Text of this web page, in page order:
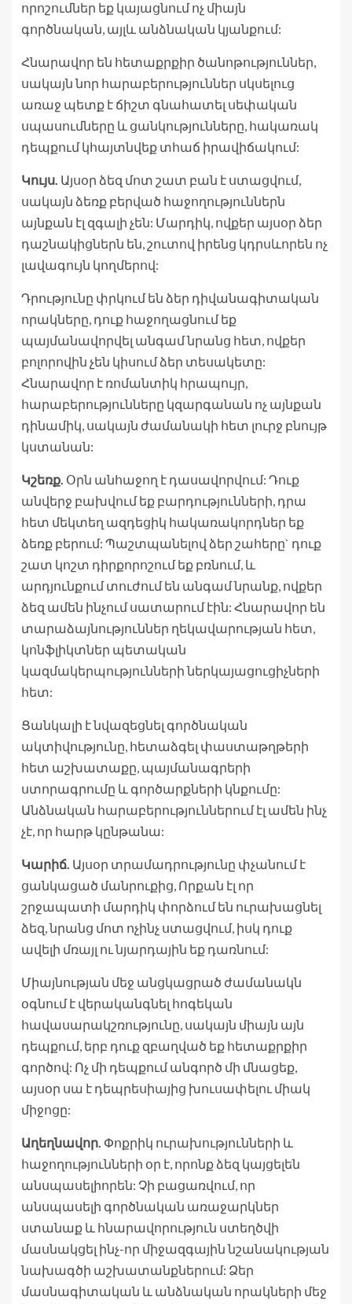
որոշումներ եք կայացնում ոչ միայն
գործնական, այլև անձնական կյանքում:
Հնարավոր են հետաքրքիր ծանոթություններ,
սակայն նոր հարաբերություններ սկսելուց
առաջ պետք է ճիշտ գնահատել սեփական
սպասումները և ցանկությունները, հակառակ
դեպքում կհայտնվեք տհաճ իրավիճակում:
Կույս. Այսօր ձեզ մոտ շատ բան է ստացվում,
սակայն ձեռք բերված հաջողություններն
այնքան էլ զգալի չեն: Մարդիկ, ովքեր այսօր ձեր
դաշնակիցներն են, շուտով իրենց կդրսևորեն ոչ
լավագույն կողմերով:
Դրությունը փրկում են ձեր դիվանագիտական
որակները, դուք հաջողացնում եք
պայմանավորվել անգամ նրանց հետ, ովքեր
բոլորովին չեն կիսում ձեր տեսակետը:
Հնարավոր է ռոմանտիկ հրապույր,
հարաբերությունները կզարգանան ոչ այնքան
դինամիկ, սակայն ժամանակի հետ լուրջ բնույթ
կստանան:
Կշեռք. Օրն անհաջող է դասավորվում: Դուք
անվերջ բախվում եք բարդությունների, դրա
հետ մեկտեղ ազդեցիկ հակառակորդներ եք
ձեռք բերում: Պաշտպանելով ձեր շահերը` դուք
շատ կոշտ դիրքորոշում եք բռնում, և
արդյունքում տուժում են անգամ նրանք, ովքեր
ձեզ ամեն ինչում սատարում էին: Հնարավոր են
տարաձայնություններ ղեկավարության հետ,
կոնֆլիկտներ պետական
կազմակերպությունների ներկայացուցիչների
հետ:
Ցանկալի է նվազեցնել գործնական
ակտիվությունը, հետաձգել փաստաթղթերի
հետ աշխատաքը, պայմանագրերի
ստորագրումը և գործարքների կնքումը:
Անձնական հարաբերություններում էլ ամեն ինչ
չէ, որ հարթ կընթանա:
Կարիճ. Այսօր տրամադրությունը փչանում է
ցանկացած մանրուքից, Որքան էլ որ
շրջապատի մարդիկ փորձում են ուրախացնել
ձեզ, նրանց մոտ ոչինչ ստացվում, իսկ դուք
ավելի մռայլ ու նյարդային եք դառնում:
Միայնության մեջ անցկացրած ժամանակն
օգնում է վերականգնել հոգեկան
հավասարակշռությունը, սակայն միայն այն
դեպքում, երբ դուք զբաղված եք հետաքրքիր
գործով: Ոչ մի դեպքում անգործ մի մնացեք,
այսօր սա է դեպրեսիայից խուսափելու միակ
միջոցը:
Աղեղնավոր. Փոքրիկ ուրախությունների և
հաջողությունների օր է, որոնք ձեզ կայցելեն
անսպասելիորեն: Չի բացառվում, որ
անսպասելի գործնական առաջարկներ
ստանաք և հնարավորություն ստեղծվի
մասնակցել ինչ-որ միջազգային նշանակության
նախագծի աշխատանքներում: Ձեր
մասնագիտական և անձնական որակների մեջ